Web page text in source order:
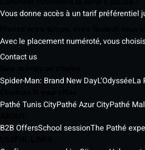
Vous donne accès à un tarif préférentiel
Avec le placement numéroté, vous
Contact us
Spider-Man: Brand New DayL'OdysséeLa
Pathé Tunis CityPathé Azur CityPathé
B2B OffersSchool sessionThe Pathé